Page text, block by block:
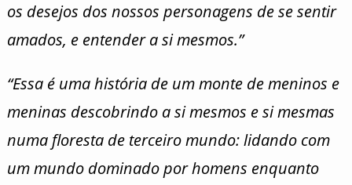
os desejos dos nossos personagens de se sentir
amados, e entender a si mesmos.”
“Essa é uma história de um monte de meninos e
meninas descobrindo a si mesmos e si mesmas
numa floresta de terceiro mundo: lidando com
um mundo dominado por homens enquanto